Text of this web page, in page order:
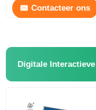
Contacteer ons
Digitale